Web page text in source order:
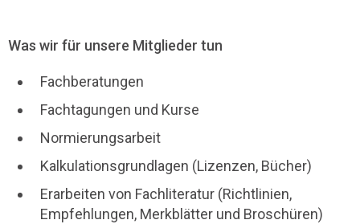
Was wir für unsere Mitglieder tun
Fachberatungen
Fachtagungen und Kurse
Normierungsarbeit
Kalkulationsgrundlagen (Lizenzen, Bücher)
Erarbeiten von Fachliteratur (Richtlinien,
Empfehlungen, Merkblätter und Broschüren)